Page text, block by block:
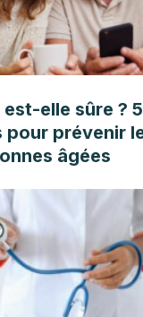
elle sûre ? 5
pour prévenir
âgées